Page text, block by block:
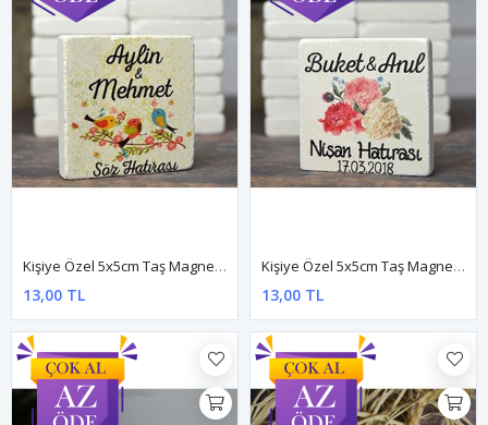
Kişiye Özel 5x5cm Taş Magnet - Dnts031
13,00 TL
Kişiye Özel 5x5cm Taş Magnet - Dnts032
13,00 TL